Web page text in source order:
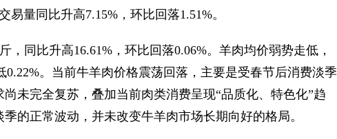
易量同比升高7.15%，环比回落1.51%。
同比升高16.61%，环比回落0.06%。羊肉均价弱势走低，
0.22%。当前牛羊肉价格震荡回落，主要是受春节后消费淡季
未完全复苏，叠加当前肉类消费呈现“品质化、特色化”趋
的正常波动，并未改变牛羊肉市场长期向好的格局。